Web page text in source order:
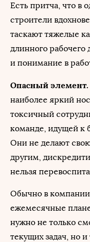
Есть притча, что в
строители
таскают тяжелые
длинного
и понимание в
Опасный элемент.
наиболее яркий
токсичный
команде, идущей к
Они не делают
другим,
нельзя
Обычно в
ежемесячные
нужно не только
текущих задач, но